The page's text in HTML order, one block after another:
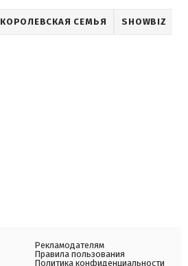
КОРОЛЕВСКАЯ СЕМЬЯ SHOWBIZ
Рекламодателям
Правила пользования
Политика конфиденциальности